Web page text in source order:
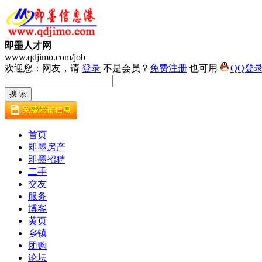
即墨人才网
www.qdjimo.com/job
欢迎您：网友，请 登录 不是会员？ 免费注册 也可用 QQ登
首页
即墨房产
即墨招聘
二手
交友
服务
博客
黄页
乡镇
团购
论坛